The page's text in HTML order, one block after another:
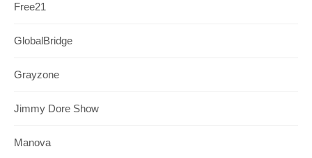
Free21
GlobalBridge
Grayzone
Jimmy Dore Show
Manova